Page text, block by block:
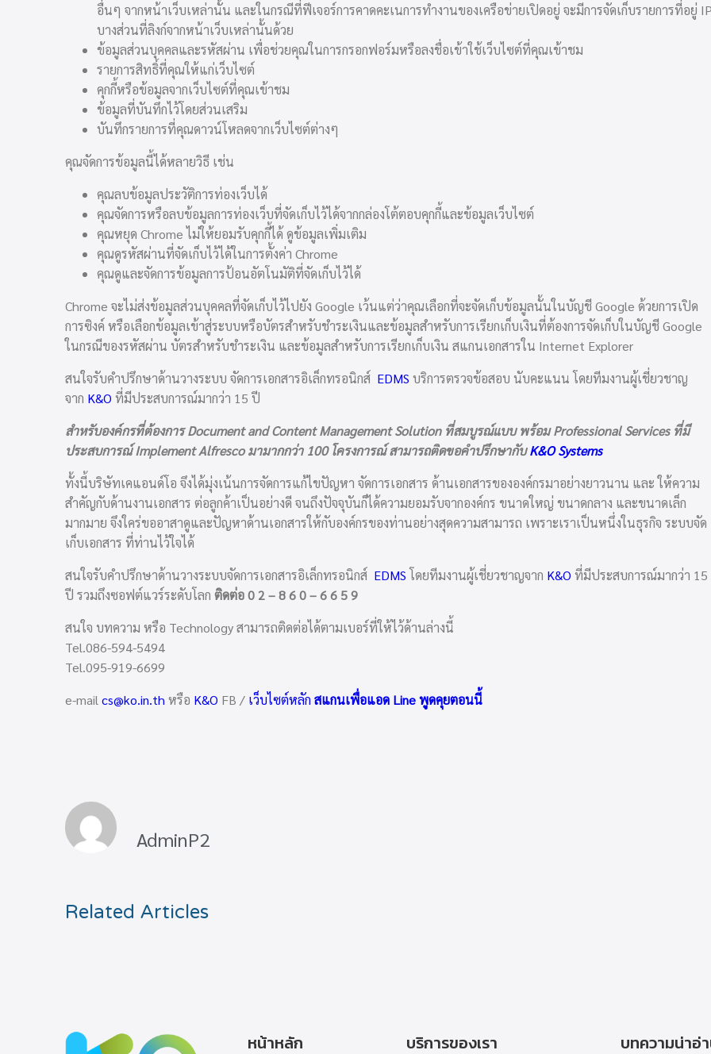
อื่นๆ จากหน้าเว็บเหล่านั้น และในกรณีที่ฟีเจอร์การคาดคะเนการทำงานของเครือข่ายเปิดอยู่ จะมีการจัดเก็บรายการที่อยู่
บางส่วนที่ลิงก์จากหน้าเว็บเหล่านั้นด้วย
ข้อมูลส่วนบุคคลและรหัสผ่าน เพื่อช่วยคุณในการกรอกฟอร์มหรือลงชื่อเข้าใช้เว็บไซต์ที่คุณเข้าชม
รายการสิทธิ์ที่คุณให้แก่เว็บไซต์
คุกกี้หรือข้อมูลจากเว็บไซต์ที่คุณเข้าชม
ข้อมูลที่บันทึกไว้โดยส่วนเสริม
บันทึกรายการที่คุณดาวน์โหลดจากเว็บไซต์ต่างๆ
คุณจัดการข้อมูลนี้ได้หลายวิธี เช่น
คุณลบข้อมูลประวัติการท่องเว็บได้
คุณจัดการหรือลบข้อมูลการท่องเว็บที่จัดเก็บไว้ได้จากกล่องโต้ตอบคุกกี้และข้อมูลเว็บไซต์
คุณหยุด Chrome ไม่ให้ยอมรับคุกกี้ได้ ดูข้อมูลเพิ่มเติม
คุณดูรหัสผ่านที่จัดเก็บไว้ได้ในการตั้งค่า Chrome
คุณดูและจัดการข้อมูลการป้อนอัตโนมัติที่จัดเก็บไว้ได้
Chrome จะไม่ส่งข้อมูลส่วนบุคคลที่จัดเก็บไว้ไปยัง Google เว้นแต่ว่าคุณเลือกที่จะจัดเก็บข้อมูลนั้นในบัญชี Google ด้วยการเปิด
การซิงค์ หรือเลือกข้อมูลเข้าสู่ระบบหรือบัตรสำหรับชำระเงินและข้อมูลสำหรับการเรียกเก็บเงินที่ต้องการจัดเก็บในบัญชี Google
ในกรณีของรหัสผ่าน บัตรสำหรับชำระเงิน และข้อมูลสำหรับการเรียกเก็บเงิน สแกนเอกสารใน Internet Explorer
สนใจรับคำปรึกษาด้านวางระบบ จัดการเอกสารอิเล็กทรอนิกส์ EDMS บริการตรวจข้อสอบ นับคะแนน โดยทีมงานผู้เชี่ยวชาญ
จาก K&O ที่มีประสบการณ์มากว่า 15 ปี
สำหรับองค์กรที่ต้องการ Document and Content Management Solution ที่สมบูรณ์แบบ พร้อม Professional Services ที่มี
ประสบการณ์ Implement Alfresco มามากกว่า 100 โครงการณ์ สามารถติดขอคำปรึกษากับK&O Systems
ทั้งนี้บริษัทเคแอนด์โอ จึงได้มุ่งเน้นการจัดการแก้ไขปัญหา จัดการเอกสาร ด้านเอกสารขององค์กรมาอย่างยาวนาน และ ให้ความ
สำคัญกับด้านงานเอกสาร ต่อลูกค้าเป็นอย่างดี จนถึงปัจจุบันก็ได้ความยอมรับจากองค์กร ขนาดใหญ่ ขนาดกลาง และขนาดเล็ก
มากมาย จึงใคร่ขออาสาดูและปัญหาด้านเอกสารให้กับองค์กรของท่านอย่างสุดความสามารถ เพราะเราเป็นหนึ่งในธุรกิจ ระบบจัด
เก็บเอกสาร ที่ท่านไว้ใจได้
สนใจรับคำปรึกษาด้านวางระบบจัดการเอกสารอิเล็กทรอนิกส์ EDMS โดยทีมงานผู้เชี่ยวชาญจาก K&O ที่มีประสบการณ์มากว่า 15
ปี รวมถึงซอฟต์แวร์ระดับโลก ติดต่อ 0 2 – 8 6 0 – 6 6 5 9
สนใจ บทความ หรือ Technology สามารถติดต่อได้ตามเบอร์ที่ให้ไว้ด้านล่างนี้
Tel.086-594-5494
Tel.095-919-6699
e-mail cs@ko.in.th หรือ K&O FB / เว็บไซต์หลัก สแกนเพื่อแอด Line พูดคุยตอนนี้
AdminP2
Related Articles
หน้าหลัก บริการของเรา บทความน่าอ่